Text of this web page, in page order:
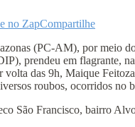
no ZapCompartilhe
(PC-AM), por meio
prendeu em flagrante,
volta das 9h, Maique
roubos, ocorridos no
São Francisco, bairro